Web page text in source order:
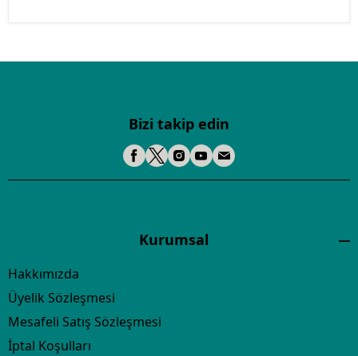
Bizi takip edin
Kurumsal
Hakkımızda
Üyelik Sözleşmesi
Mesafeli Satış Sözleşmesi
İptal Koşulları